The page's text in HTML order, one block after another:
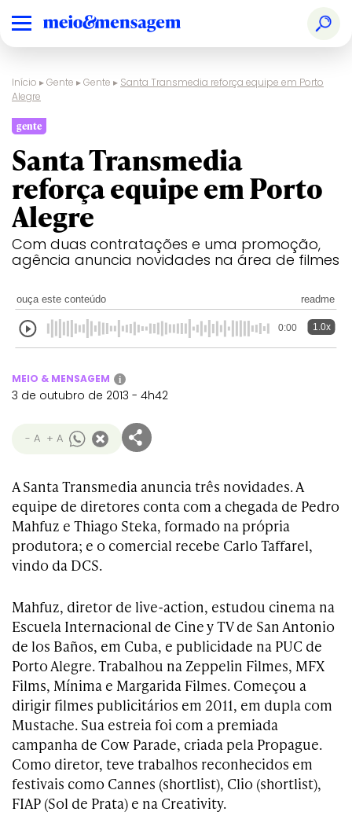
Início ▸Gente ▸Gente ▸ Santa Transmedia reforça equipe em Porto
Alegre
gente
Santa Transmedia
reforça equipe em Porto
Alegre
Com duas contratações e uma promoção,
agência anuncia novidades na área de filmes
ouça este conteúdo readme
0:00 1.0x
MEIO & MENSAGEM i
3 de outubro de 2013 - 4h42
- A + A
A Santa Transmedia anuncia três novidades. A
equipe de diretores conta com a chegada de Pedro
Mahfuz e Thiago Steka, formado na própria
produtora; e o comercial recebe Carlo Taffarel,
vindo da DCS.
Mahfuz, diretor de live-action, estudou cinema na
Escuela Internacional de Cine y TV de San Antonio
de los Baños, em Cuba, e publicidade na PUC de
Porto Alegre. Trabalhou na Zeppelin Filmes, MFX
Films, Mínima e Margarida Filmes. Começou a
dirigir filmes publicitários em 2011, em dupla com
Mustache. Sua estreia foi com a premiada
campanha de Cow Parade, criada pela Propague.
Como diretor, teve trabalhos reconhecidos em
festivais como Cannes (shortlist), Clio (shortlist),
FIAP (Sol de Prata) e na Creativity.